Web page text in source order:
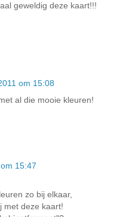
geweldig deze kaart!!!
om 15:08
al die mooie kleuren!
15:47
zo bij elkaar,
met deze kaart!